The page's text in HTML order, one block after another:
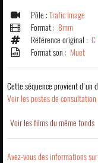
Pôle : Trafic Image
Format : 8mm
Référence original : C
Format son : Muet
Cette séquence provient d'un
Voir les postes de consultation
Voir les films du même fonds
Avez-vous des informations